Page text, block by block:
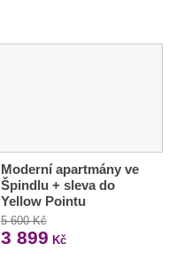
Moderní apartmány ve
Špindlu + sleva do
Yellow Pointu
5 600 Kč
3 899 Kč